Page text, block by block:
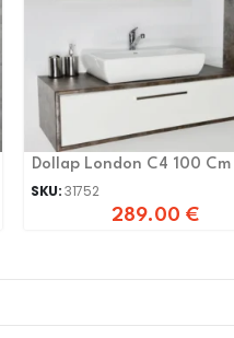
Dollap London C4 100 Cm
SKU:31752
289.00 €